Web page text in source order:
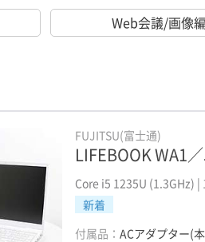
Web会議/画像
FUJITSU(富士通)
LIFEBOOK WA1
Core i5 1235U (1.3GHz)
新着
付属品：ACアダプター(